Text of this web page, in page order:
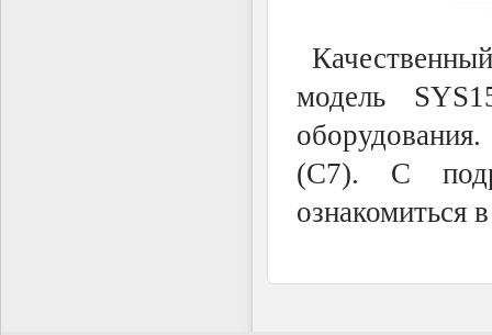
модель
(С7). С
ознакомиться